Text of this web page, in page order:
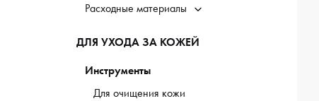
Расходные материалы
ДЛЯ УХОДА ЗА КОЖЕЙ
Инструменты
Для очищения кожи